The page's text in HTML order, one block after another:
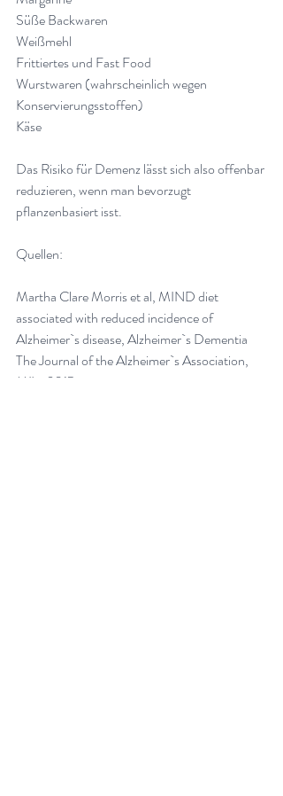
Süße Backwaren
Weißmehl
Frittiertes und Fast Food
Wurstwaren (wahrscheinlich wegen
Konservierungsstoffen)
Käse
Das Risiko für Demenz lässt sich also offenbar
reduzieren, wenn man bevorzugt
pflanzenbasiert isst.
Quellen:
Martha Clare Morris et al, MIND diet
associated with reduced incidence of
Alzheimer`s disease, Alzheimer`s Dementia
The Journal of the Alzheimer`s Association,
März 2015